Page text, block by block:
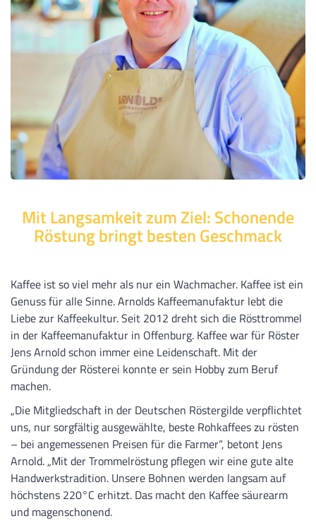
Mit Langsamkeit zum Ziel: Schonende
Röstung bringt besten Geschmack
Kaffee ist so viel mehr als nur ein Wachmacher. Kaffee ist ein
Genuss für alle Sinne. Arnolds Kaffeemanufaktur lebt die
Liebe zur Kaffeekultur. Seit 2012 dreht sich die Rösttrommel
in der Kaffeemanufaktur in Offenburg. Kaffee war für Röster
Jens Arnold schon immer eine Leidenschaft. Mit der
Gründung der Rösterei konnte er sein Hobby zum Beruf
machen.
„Die Mitgliedschaft in der Deutschen Röstergilde verpflichtet
uns, nur sorgfältig ausgewählte, beste Rohkaffees zu rösten
– bei angemessenen Preisen für die Farmer“, betont Jens
Arnold. „Mit der Trommelröstung pflegen wir eine gute alte
Handwerkstradition. Unsere Bohnen werden langsam auf
höchstens 220°C erhitzt. Das macht den Kaffee säurearm
und magenschonend.